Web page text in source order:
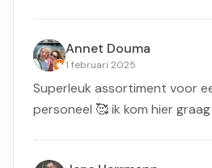
Annet Douma
1 februari 2025
Superleuk assortiment voor
personeel 🥰 ik kom hier graag